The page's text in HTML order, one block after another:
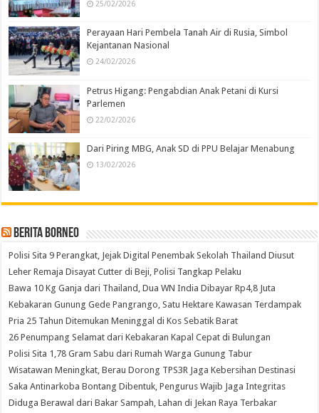
25/02/2026
Perayaan Hari Pembela Tanah Air di Rusia, Simbol
Kejantanan Nasional
24/02/2026
Petrus Higang: Pengabdian Anak Petani di Kursi
Parlemen
22/02/2026
Dari Piring MBG, Anak SD di PPU Belajar Menabung
13/02/2026
Berita Borneo
Polisi Sita 9 Perangkat, Jejak Digital Penembak Sekolah Thailand Diusut
Leher Remaja Disayat Cutter di Beji, Polisi Tangkap Pelaku
Bawa 10 Kg Ganja dari Thailand, Dua WN India Dibayar Rp4,8 Juta
Kebakaran Gunung Gede Pangrango, Satu Hektare Kawasan Terdampak
Pria 25 Tahun Ditemukan Meninggal di Kos Sebatik Barat
26 Penumpang Selamat dari Kebakaran Kapal Cepat di Bulungan
Polisi Sita 1,78 Gram Sabu dari Rumah Warga Gunung Tabur
Wisatawan Meningkat, Berau Dorong TPS3R Jaga Kebersihan Destinasi
Saka Antinarkoba Bontang Dibentuk, Pengurus Wajib Jaga Integritas
Diduga Berawal dari Bakar Sampah, Lahan di Jekan Raya Terbakar